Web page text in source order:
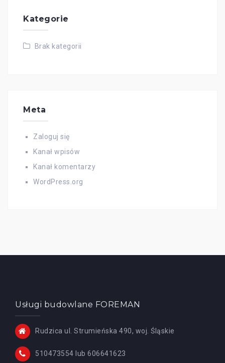
Kategorie
Brak kategorii
Meta
Zaloguj się
Kanał wpisów
Kanał komentarzy
WordPress.org
Usługi budowlane FOREMAN
Rudzica ul. Strumieńska 490, woj. Śląskie
510473554 lub 606641623